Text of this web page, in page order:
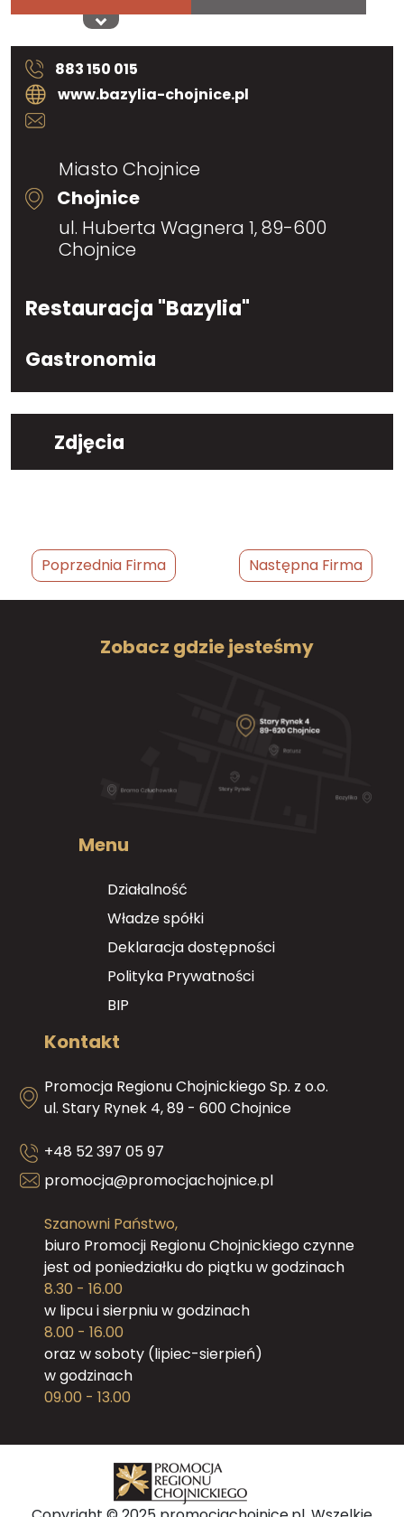
883 150 015
www.bazylia-chojnice.pl
Miasto Chojnice
Chojnice
ul. Huberta Wagnera 1, 89-600
Chojnice
Restauracja "Bazylia"
Gastronomia
Zdjęcia
Poprzednia Firma Następna Firma
Zobacz gdzie jesteśmy
Menu
Działalność
Władze spółki
Deklaracja dostępności
Polityka Prywatności
BIP
Kontakt
Promocja Regionu Chojnickiego Sp. z o.o.
ul. Stary Rynek 4, 89 - 600 Chojnice
+48 52 397 05 97
promocja@promocjachojnice.pl
Szanowni Państwo,
biuro Promocji Regionu Chojnickiego czynne
jest od poniedziałku do piątku w godzinach
8.30 - 16.00
w lipcu i sierpniu w godzinach
8.00 - 16.00
oraz w soboty (lipiec-sierpień)
w godzinach
09.00 - 13.00